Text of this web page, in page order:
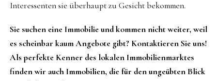
Interessenten sie überhaupt zu Gesicht bekommen.
Sie suchen eine Immobilie und kommen nicht weiter, weil
es scheinbar kaum Angebote gibt? Kontaktieren Sie uns!
Als perfekte Kenner des lokalen Immobilienmarktes
finden wir auch Immobilien, die für den ungeübten Blick